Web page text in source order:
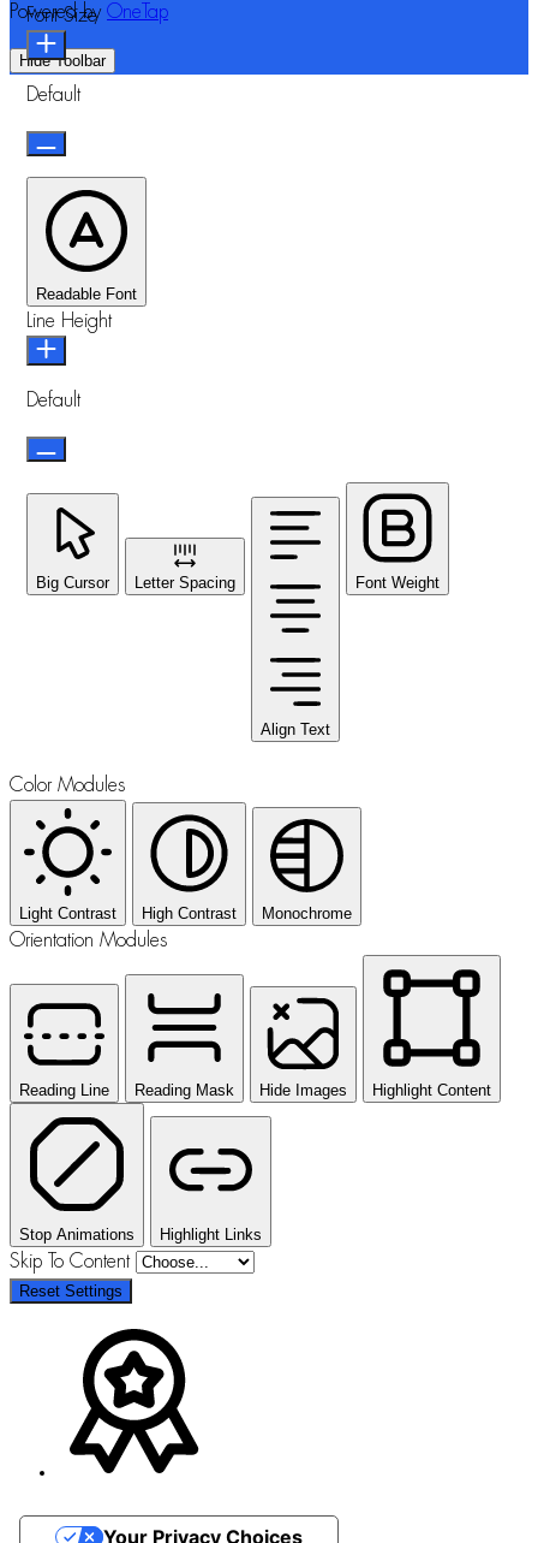
Powered by OneTap
Hide Toolbar
Font Size
Default
Readable Font
Line Height
Default
Big Cursor Letter Spacing
Align Text
Font Weight
Color Modules
Light Contrast High Contrast Monochrome
Orientation Modules
Reading Line Reading Mask Hide Images Highlight Content
Stop Animations Highlight Links
Skip To Content
Reset Settings
Your Privacy Choices